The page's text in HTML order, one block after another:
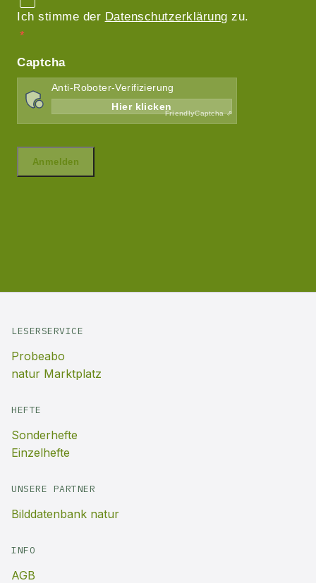
LESERSERVICE
Probeabo
natur Marktplatz
HEFTE
Sonderhefte
Einzelhefte
UNSERE PARTNER
Bilddatenbank natur
INFO
AGB